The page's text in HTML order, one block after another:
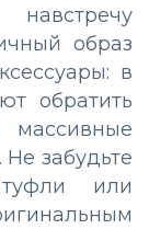
образ
в
обратить
забудьте
или